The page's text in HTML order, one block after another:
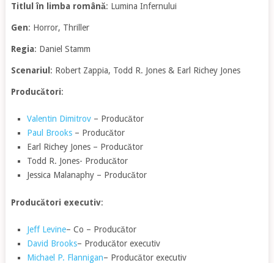
Titlul în limba română: Lumina Infernului
Gen: Horror, Thriller
Regia: Daniel Stamm
Scenariul : Robert Zappia, Todd R. Jones & Earl Richey Jones
Producători:
Valentin Dimitrov – Producător
Paul Brooks – Producător
Earl Richey Jones – Producător
Todd R. Jones- Producător
Jessica Malanaphy – Producător
Producători executiv:
Jeff Levine– Co – Producător
David Brooks– Producător executiv
Michael P. Flannigan– Producător executiv